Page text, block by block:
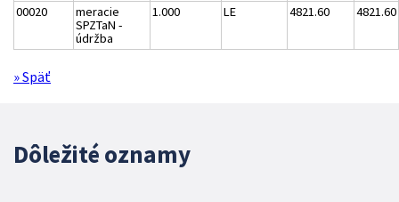
00020
meracie
SPZTaN -
údržba
1.000 LE 4821.60 4821.60
» Späť
Dôležité oznamy